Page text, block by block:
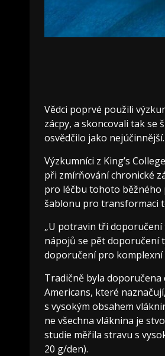
Vědci poprvé použili
zácpy, a skoncovali tak se
osvědčilo jako nejúčinnější.
Výzkumníci z King’s
při zmírňování chronické
pro léčbu tohoto běžného
šablonu pro transformaci
„U potravin tři doporučení
nápojů se pět doporučení
doporučení pro
Tradičně byla doporučena
Americans, které
s vysokým obsahem
ne všechna vláknina je
studie měřila stravu s
20 g/den).